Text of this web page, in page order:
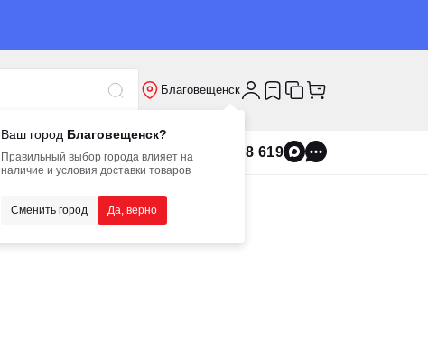
Благовещенск
Ваш город Благовещенск?
Правильный выбор города влияет на
наличие и условия доставки товаров
Сменить город Да, верно
8 800 555 8 619